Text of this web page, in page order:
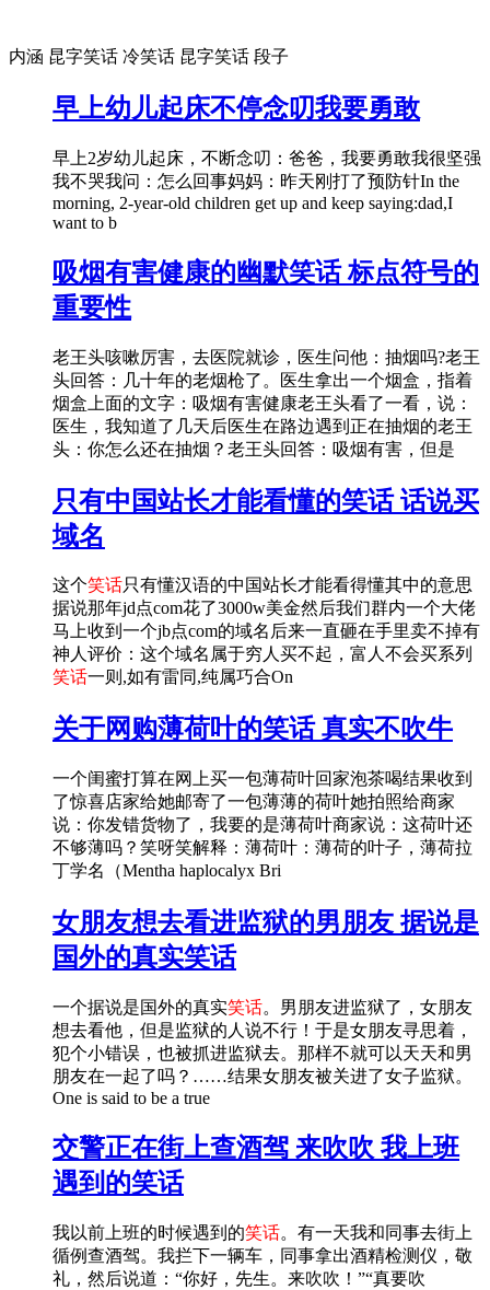
内涵 昆字笑话 冷笑话 昆字笑话 段子
早上幼儿起床不停念叨我要勇敢
早上2岁幼儿起床，不断念叨：爸爸，我要勇敢我很坚强
我不哭我问：怎么回事妈妈：昨天刚打了预防针In the
morning, 2-year-old children get up and keep saying:dad,I
want to b
吸烟有害健康的幽默笑话 标点符号的
重要性
老王头咳嗽厉害，去医院就诊，医生问他：抽烟吗?老王
头回答：几十年的老烟枪了。医生拿出一个烟盒，指着
烟盒上面的文字：吸烟有害健康老王头看了一看，说：
医生，我知道了几天后医生在路边遇到正在抽烟的老王
头：你怎么还在抽烟？老王头回答：吸烟有害，但是
只有中国站长才能看懂的笑话 话说买
域名
这个笑话只有懂汉语的中国站长才能看得懂其中的意思
据说那年jd点com花了3000w美金然后我们群内一个大佬
马上收到一个jb点com的域名后来一直砸在手里卖不掉有
神人评价：这个域名属于穷人买不起，富人不会买系列
笑话一则,如有雷同,纯属巧合On
关于网购薄荷叶的笑话 真实不吹牛
一个闺蜜打算在网上买一包薄荷叶回家泡茶喝结果收到
了惊喜店家给她邮寄了一包薄薄的荷叶她拍照给商家
说：你发错货物了，我要的是薄荷叶商家说：这荷叶还
不够薄吗？笑呀笑解释：薄荷叶：薄荷的叶子，薄荷拉
丁学名（Mentha haplocalyx Bri
女朋友想去看进监狱的男朋友 据说是
国外的真实笑话
一个据说是国外的真实笑话。男朋友进监狱了，女朋友
想去看他，但是监狱的人说不行！于是女朋友寻思着，
犯个小错误，也被抓进监狱去。那样不就可以天天和男
朋友在一起了吗？……结果女朋友被关进了女子监狱。
One is said to be a true
交警正在街上查酒驾 来吹吹 我上班
遇到的笑话
我以前上班的时候遇到的笑话。有一天我和同事去街上
循例查酒驾。我拦下一辆车，同事拿出酒精检测仪，敬
礼，然后说道：“你好，先生。来吹吹！”“真要吹